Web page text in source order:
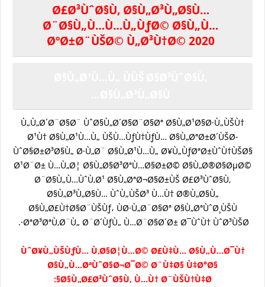
Ø£Ø³ÙˆØ§Ù‚ Ø§Ù„Ø³Ù„Ø§Ù…
Ø¨Ø§Ù„Ù…Ù…Ù„ÙƒØ© Ø§Ù„Ù…
ØºØ±Ø¨ÙŠØ© Ù„Ø³Ù†Ø© 2020
Ù„Ù„Ø´Ø¨Ø§Ø¨ ÙˆØ§Ù„Ø´Ø§Ø¨Ø§Øª Ø§Ù„Ø¹Ø§Ø·Ù„ÙŠÙ†
Ø¹Ù† Ø§Ù„Ø¹Ù…Ù„ ÙŠÙ…ÙƒÙ†ÙƒÙ… Ø§Ù„ØªØ±Ø´ÙŠØ­
ÙˆØ§Ø±Ø³Ø§Ù„ Ø·Ù„Ø¨ Ø§Ù„Ø¹Ù…Ù„ Ø¥Ù„ÙƒØªØ±ÙˆÙ†ÙŠØ§
Ø¹Ø¨Ø± Ù…Ù„Ø¦ Ø§Ù„Ø§Ø³ØªÙ…Ø§Ø±Ø© Ø§Ù„Ø®Ø§ØµØ©
Ø¨Ø§Ù„Ù…ÙˆÙ‚Ø¹ Ø§Ù„ØªØ¬Ø§Ø±ÙŠ Ø£Ø³ÙˆØ§Ù‚
Ø§Ù„Ø³Ù„Ø§Ù… ÙˆÙ„ÙŠØ³ Ù…Ù† Ø®Ù„Ø§Ù„
Ø§Ù„Ø£Ù†Ø§Ø¨ÙŠÙƒ، ÙØ·Ù„Ø¨Ø§Øª Ø§Ù„ØªÙˆØ¸ÙŠÙ
ØªØ³ØªÙ‚Ø¨Ù„ Ø¨Ø´ÙƒÙ„ Ù…Ø¨Ø§Ø´Ø± Ø¯ÙˆÙ† ÙˆØ³ÙŠØ·.
ÙˆØ¥Ù„ÙŠÙƒÙ… Ù‚Ø§Ø¦Ù…Ø© Ø£Ù‡Ù… Ø§Ù„Ù…Ø¯Ù†
Ø§Ù„Ù…ØªÙˆØ§Ø¬Ø¯Ø© Ø¨Ù‡Ø§ Ù‡Ø°Ø§
Ø§Ù„Ø£Ø³ÙˆØ§Ù‚ Ù…Ù† Ø¨ÙŠÙ†Ù‡Ø§: